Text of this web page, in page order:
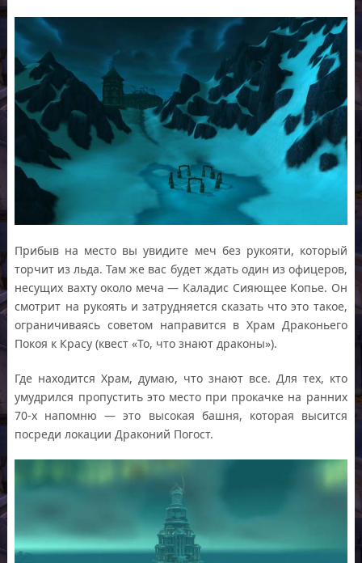
Прибыв на место вы увидите меч без рукояти, который
торчит из льда. Там же вас будет ждать один из офицеров,
несущих вахту около меча — Каладис Сияющее Копье. Он
смотрит на рукоять и затрудняется сказать что это такое,
ограничиваясь советом направится в Храм Драконьего
Покоя к Красу (квест «То, что знают драконы»).
Где находится Храм, думаю, что знают все. Для тех, кто
умудрился пропустить это место при прокачке на ранних
70-х напомню — это высокая башня, которая высится
посреди локации Драконий Погост.